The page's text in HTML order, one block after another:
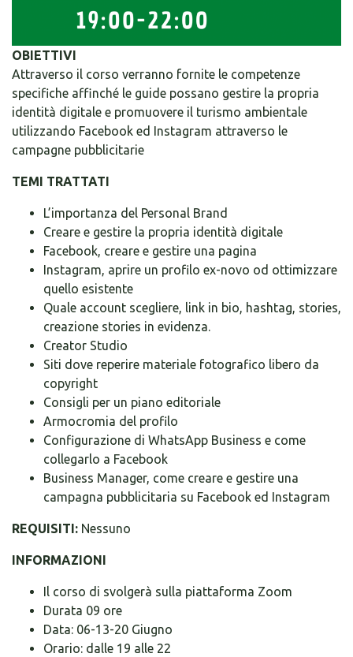
OBIETTIVI
Attraverso il corso verranno fornite le competenze
specifiche affinché le guide possano gestire la propria
identità digitale e promuovere il turismo ambientale
utilizzando Facebook ed Instagram attraverso le
campagne pubblicitarie
TEMI TRATTATI
L’importanza del Personal Brand
Creare e gestire la propria identità digitale
Facebook, creare e gestire una pagina
Instagram, aprire un profilo ex-novo od ottimizzare
quello esistente
Quale account scegliere, link in bio, hashtag, stories,
creazione stories in evidenza.
Creator Studio
Siti dove reperire materiale fotografico libero da
copyright
Consigli per un piano editoriale
Armocromia del profilo
Configurazione di WhatsApp Business e come
collegarlo a Facebook
Business Manager, come creare e gestire una
campagna pubblicitaria su Facebook ed Instagram
REQUISITI: Nessuno
INFORMAZIONI
Il corso di svolgerà sulla piattaforma Zoom
Durata 09 ore
Data: 06-13-20 Giugno
Orario: dalle 19 alle 22